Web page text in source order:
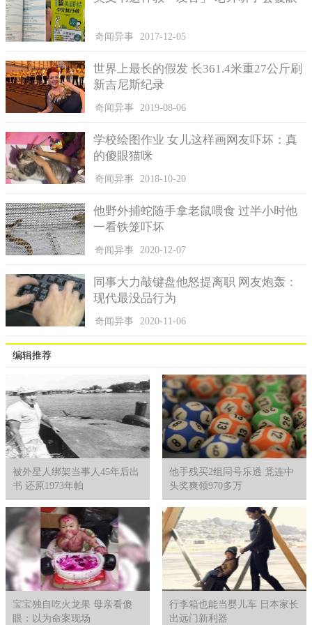
奇闻异事 2017-12-05
世界上最长的假发 长361.4米重27公斤刷
新吉尼斯纪录
奇闻异事 2019-08-06
学校绘图作业 女儿这样画网友吓坏：真
的傻眼猫咪
奇闻异事 2018-10-20
他野外捕蛇随手拿老鼠喂食 过半小时他
一看铁笼吓坏
奇闻异事 2020-12-07
同事大力敲键盘他怒提离职 网友炮轰：
现代最没品行为
奇闻异事 2020-11-06
编辑推荐
被外星人绑架当事人45年后出
书 还原1973年帕
他手残买2组同号乐透 竟连中
头奖爽领970多万
宝宝独自吃火龙果 母亲看傻
眼：以为命案现场
行李箱也能当婴儿车 日本家长
出远门新利器